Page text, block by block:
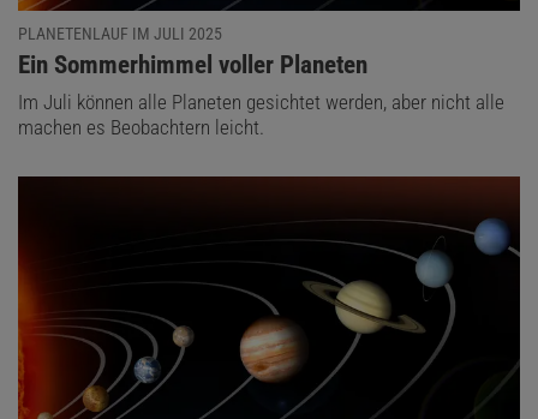
PLANETENLAUF IM JULI 2025
:
Ein Sommerhimmel voller Planeten
Im Juli können alle Planeten gesichtet werden, aber nicht alle
machen es Beobachtern leicht.